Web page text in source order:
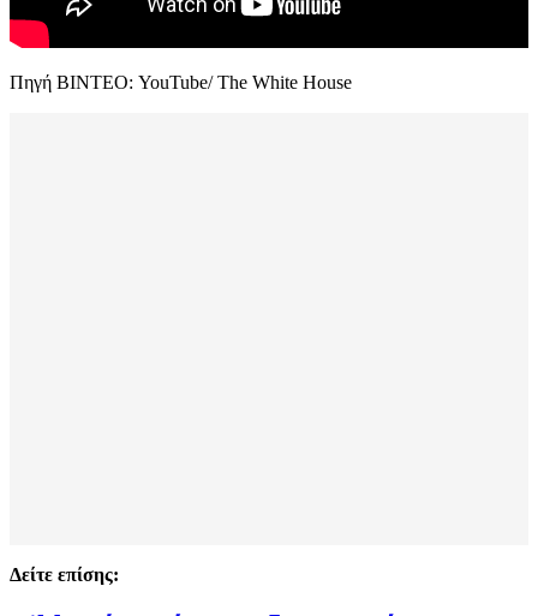
Πηγή ΒΙΝΤΕΟ: YouTube/ The White House
Δείτε επίσης: